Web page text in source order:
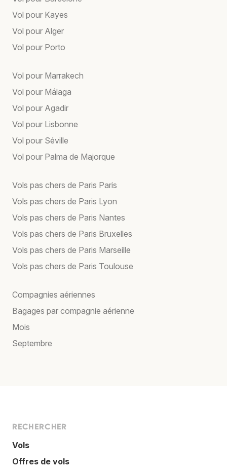
Vol pour Kayes
Vol pour Alger
Vol pour Porto
Vol pour Marrakech
Vol pour Málaga
Vol pour Agadir
Vol pour Lisbonne
Vol pour Séville
Vol pour Palma de Majorque
Vols pas chers de Paris Paris
Vols pas chers de Paris Lyon
Vols pas chers de Paris Nantes
Vols pas chers de Paris Bruxelles
Vols pas chers de Paris Marseille
Vols pas chers de Paris Toulouse
Compagnies aériennes
Bagages par compagnie aérienne
Mois
Septembre
RECHERCHER
Vols
Offres de vols